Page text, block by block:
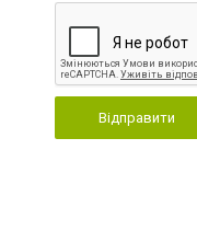
Відправити